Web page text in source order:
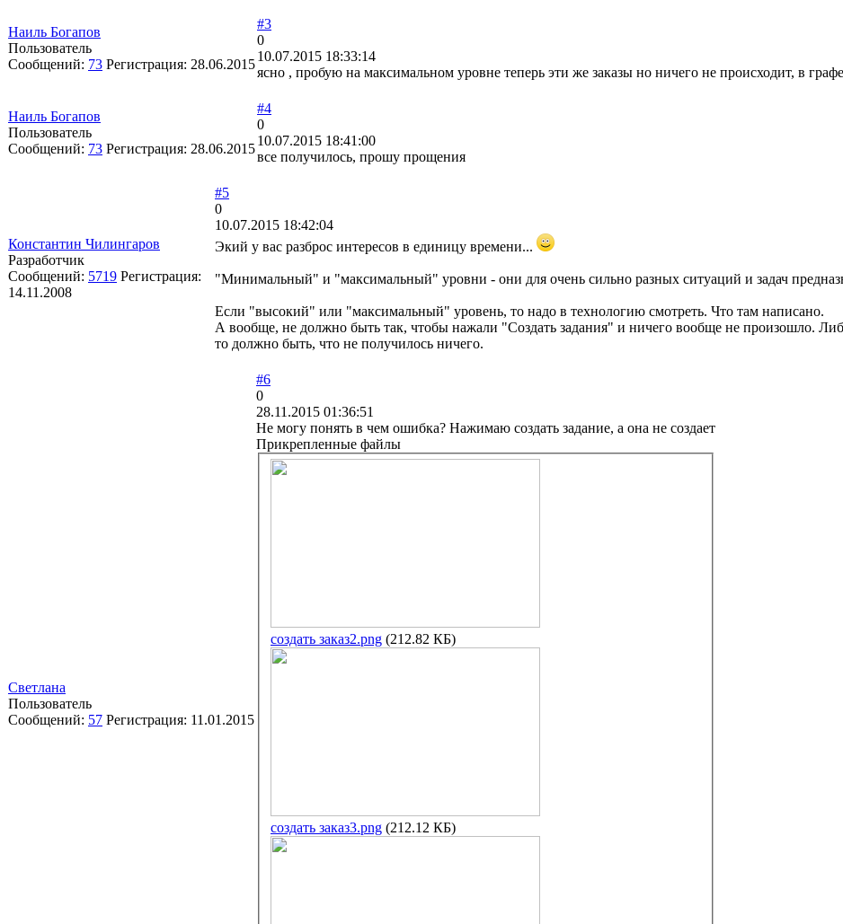
Наиль Богапов
Пользователь
Сообщений: 73 Регистрация: 28.06.2015
#3
0
10.07.2015 18:33:14
ясно , пробую на максимальном уровне теперь эти же заказы но ничего не происходит, в
Наиль Богапов
Пользователь
Сообщений: 73 Регистрация: 28.06.2015
#4
0
10.07.2015 18:41:00
все получилось, прошу прощения
Константин Чилингаров
Разработчик
Сообщений: 5719 Регистрация:
14.11.2008
#5
0
10.07.2015 18:42:04
Экий у вас разброс интересов в единицу времени...
"Минимальный" и "максимальный" уровни - они для очень сильно разных ситуаций и задач
Если "высокий" или "максимальный" уровень, то надо в технологию смотреть. Что там написано.
А вообще, не должно быть так, чтобы нажали "Создать задания" и ничего вообще не произошло.
то должно быть, что не получилось ничего.
Светлана
Пользователь
Сообщений: 57 Регистрация: 11.01.2015
#6
0
28.11.2015 01:36:51
Не могу понять в чем ошибка? Нажимаю создать задание, а она не создает
Прикрепленные файлы
создать заказ2.png (212.82 КБ)
создать заказ3.png (212.12 КБ)